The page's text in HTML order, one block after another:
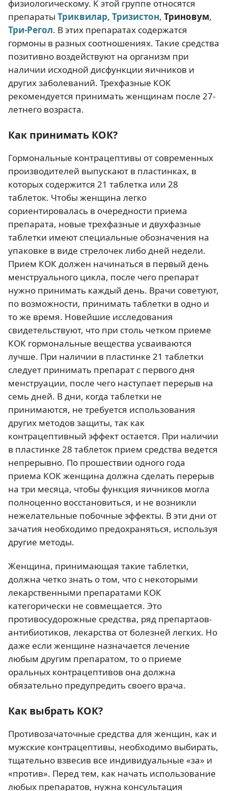
физиологическому. К этой группе относятся
препараты Триквилар, Тризистон, Триновум,
Три-Регол. В этих препаратах содержатся
гормоны в разных соотношениях. Такие средства
позитивно воздействуют на организм при
наличии исходной дисфункции яичников и
других заболеваний. Трехфазные КОК
рекомендуется принимать женщинам после 27-
летнего возраста.
Как принимать КОК?
Гормональные контрацептивы от современных
производителей выпускают в пластинках, в
которых содержится 21 таблетка или 28
таблеток. Чтобы женщина легко
сориентировалась в очередности приема
препарата, новые трехфазные и двухфазные
таблетки имеют специальные обозначения на
упаковке в виде стрелочек либо дней недели.
Прием КОК должен начинаться в первый день
менструального цикла, после чего препарат
нужно принимать каждый день. Врачи советуют,
по возможности, принимать таблетки в одно и
то же время. Новейшие исследования
свидетельствуют, что при столь четком приеме
КОК гормональные вещества усваиваются
лучше. При наличии в пластинке 21 таблетки
следует принимать препарат с первого дня
менструации, после чего наступает перерыв на
семь дней. В дни, когда таблетки не
принимаются, не требуется использования
других методов защиты, так как
контрацептивный эффект остается. При наличии
в пластинке 28 таблеток прием средства ведется
непрерывно. По прошествии одного года
приема КОК женщина должна сделать перерыв
на три месяца, чтобы функция яичников могла
полноценно восстановиться, и не возникли
нежелательные побочные эффекты. В эти дни от
зачатия необходимо предохраняться, используя
другие методы.
Женщина, принимающая такие таблетки,
должна четко знать о том, что с некоторыми
лекарственными препаратами КОК
категорически не совмещается. Это
противосудорожные средства, ряд препартаов-
антибиотиков, лекарства от болезней легких. Но
даже если женщине назначается лечение
любым другим препаратом, то о приеме
оральных контрацептивов она должна
обязательно предупредить своего врача.
Как выбрать КОК?
Противозачаточные средства для женщин, как и
мужские контрацептивы, необходимо выбирать,
тщательно взвесив все индивидуальные «за» и
«против». Перед тем, как начать использование
любых препаратов, нужна консультация